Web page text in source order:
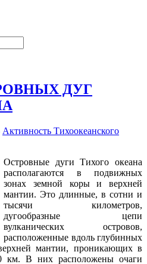
ДУГ
Активность Тихоокеанского
Островные дуги Тихого океана
располагаются в подвижных
зонах земной коры и верхней
мантии. Это длинные, в сотни и
тысячи километров,
дугообразные цепи
вулканических островов,
расположенные вдоль глубинных
мантии, проникающих в
В них расположены очаги